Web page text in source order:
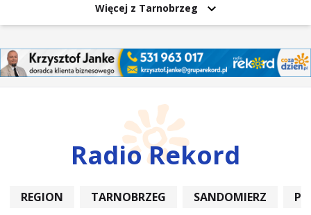
Więcej z Tarnobrzeg
Radio Rekord
REGION TARNOBRZEG SANDOMIERZ